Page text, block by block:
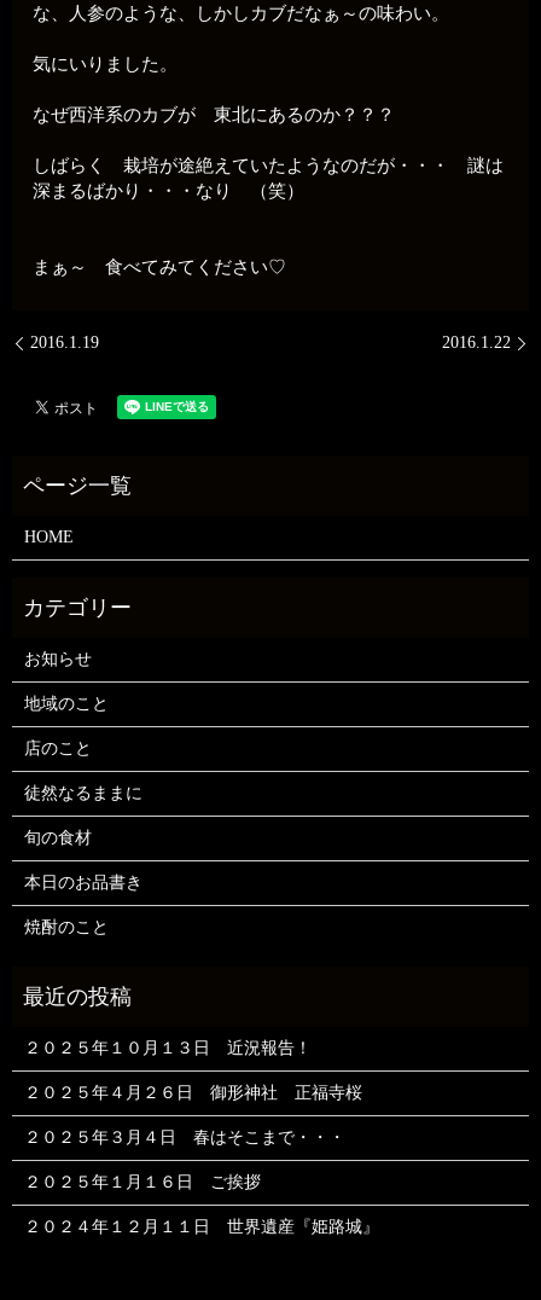
な、人参のような、しかしカブだなぁ～の味わい。
気にいりました。
なぜ西洋系のカブが 東北にあるのか？？？
しばらく 栽培が途絶えていたようなのだが・・・ 謎は
深まるばかり・・・なり （笑）
まぁ～ 食べてみてください♡
2016.1.19 2016.1.22
HOME
お知らせ
地域のこと
店のこと
徒然なるままに
旬の食材
本日のお品書き
焼酎のこと
２０２５年１０月１３日 近況報告！
２０２５年４月２６日 御形神社 正福寺桜
２０２５年３月４日 春はそこまで・・・
２０２５年１月１６日 ご挨拶
２０２４年１２月１１日 世界遺産『姫路城』